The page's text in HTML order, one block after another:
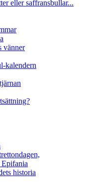
eller saffransbullar...
vänner
kalendern
Epifania
historia